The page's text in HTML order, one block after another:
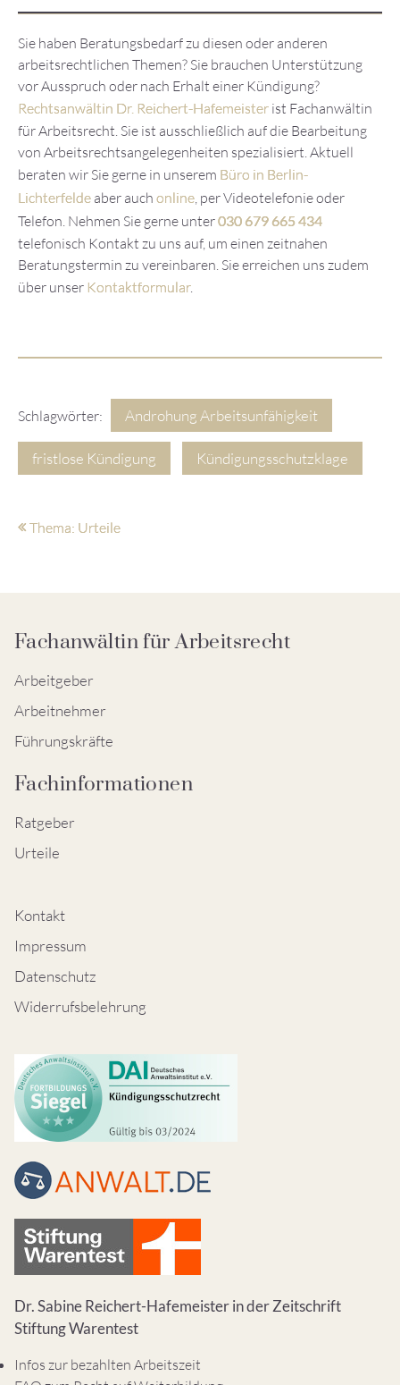
Sie haben Beratungsbedarf zu diesen oder anderen
arbeitsrechtlichen Themen? Sie brauchen Unterstützung
vor Ausspruch oder nach Erhalt einer Kündigung?
Rechtsanwältin Dr. Reichert-Hafemeister ist Fachanwältin
für Arbeitsrecht. Sie ist ausschließlich auf die Bearbeitung
von Arbeitsrechtsangelegenheiten spezialisiert. Aktuell
beraten wir Sie gerne in unserem Büro in Berlin-
Lichterfelde aber auch online, per Videotelefonie oder
Telefon. Nehmen Sie gerne unter030 679 665 434
telefonisch Kontakt zu uns auf, um einen zeitnahen
Beratungstermin zu vereinbaren. Sie erreichen uns zudem
über unser Kontaktformular.
Schlagwörter: Androhung Arbeitsunfähigkeit
fristlose Kündigung Kündigungsschutzklage
Thema: Urteile
Fachanwältin für Arbeitsrecht
Arbeitgeber
Arbeitnehmer
Führungskräfte
Fachinformationen
Ratgeber
Urteile
Kontakt
Impressum
Datenschutz
Widerrufsbelehrung
Dr. Sabine Reichert-Hafemeister in der Zeitschrift
Stiftung Warentest
Infos zur bezahlten Arbeitszeit